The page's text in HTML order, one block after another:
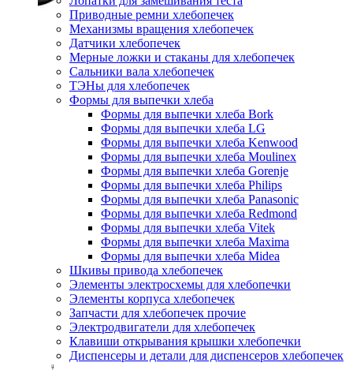
Приводные ремни хлебопечек
Механизмы вращения хлебопечек
Датчики хлебопечек
Мерные ложки и стаканы для хлебопечек
Сальники вала хлебопечек
ТЭНы для хлебопечек
Формы для выпечки хлеба
Формы для выпечки хлеба Bork
Формы для выпечки хлеба LG
Формы для выпечки хлеба Kenwood
Формы для выпечки хлеба Moulinex
Формы для выпечки хлеба Gorenje
Формы для выпечки хлеба Philips
Формы для выпечки хлеба Panasonic
Формы для выпечки хлеба Redmond
Формы для выпечки хлеба Vitek
Формы для выпечки хлеба Maxima
Формы для выпечки хлеба Midea
Шкивы привода хлебопечек
Элементы электросхемы для хлебопечки
Элементы корпуса хлебопечек
Запчасти для хлебопечек прочие
Электродвигатели для хлебопечек
Клавиши открывания крышки хлебопечки
Диспенсеры и детали для диспенсеров хлебопечек